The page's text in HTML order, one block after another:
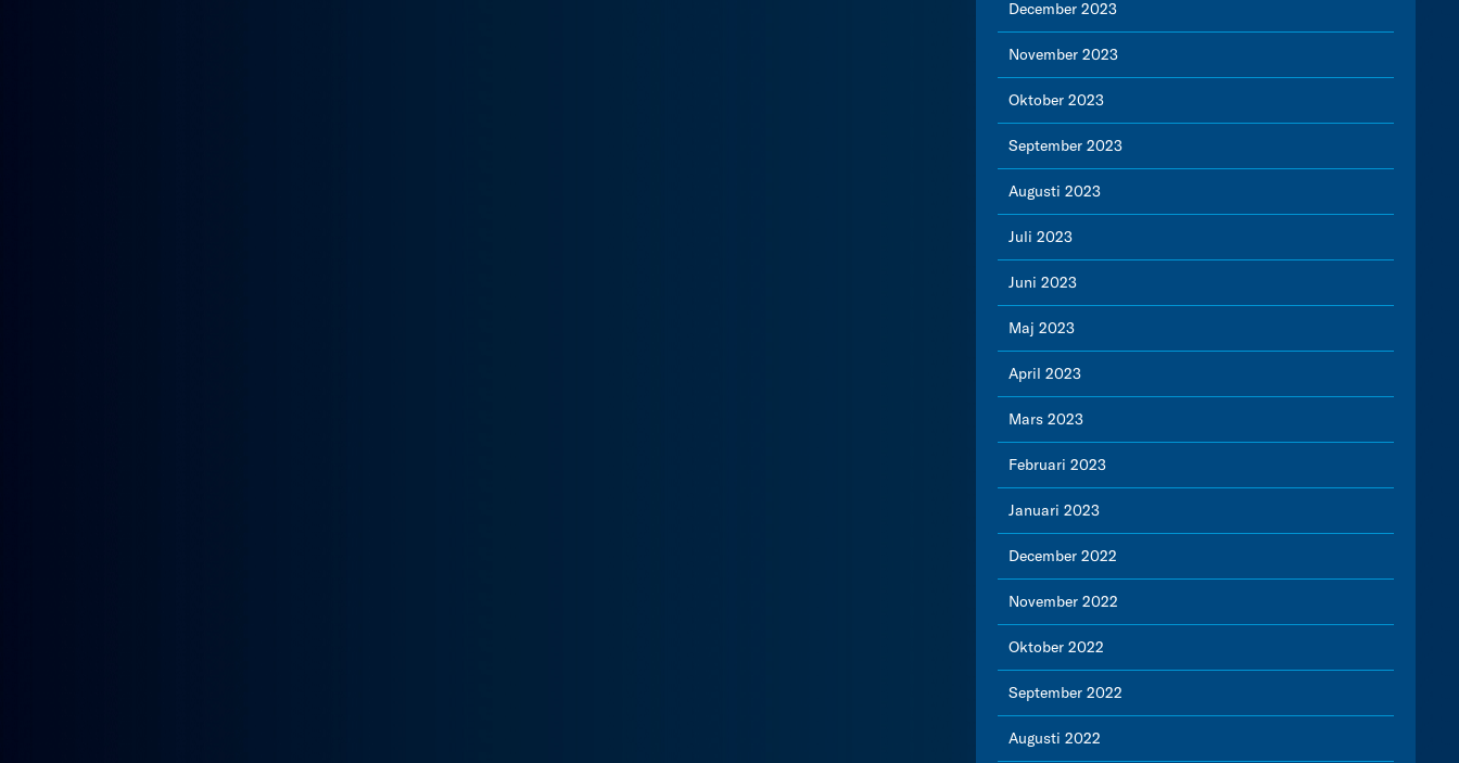
December 2023
November 2023
Oktober 2023
September 2023
Augusti 2023
Juli 2023
Juni 2023
Maj 2023
April 2023
Mars 2023
Februari 2023
Januari 2023
December 2022
November 2022
Oktober 2022
September 2022
Augusti 2022